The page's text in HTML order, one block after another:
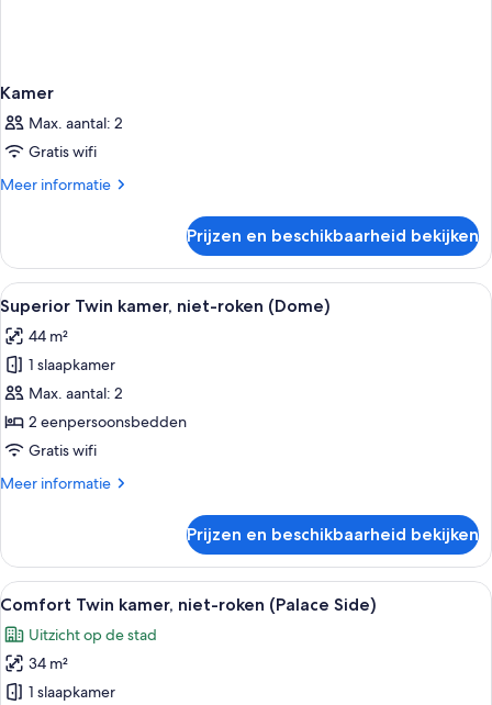
Kamer
Max. aantal: 2
Gratis wifi
Meer informatie
Meer
Prijzen en beschikbaarheid bekijken
Alle
foto's
voor
Superior
Twin
kamer,
niet-
(Dome)
Een hotelkamer met een groot
5
Superior Twin kamer, niet-roken (Dome)
44 m²
1 slaapkamer
Max. aantal: 2
2 eenpersoonsbedden
Gratis wifi
Meer informatie
Meer
Twin
kamer,
niet-
(Dome)
Prijzen en beschikbaarheid bekijken
Alle
foto's
voor
Comfort
Twin
Een hotelkamer met twee bedden,
6
Comfort Twin kamer, niet-roken (Palace Side)
Uitzicht op de stad
34 m²
1 slaapkamer